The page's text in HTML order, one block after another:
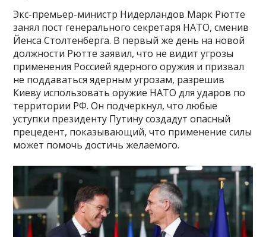
Экс-премьер-министр Нидерландов Марк Рютте
занял пост генерального секретаря НАТО, сменив
Йенса Столтенберга. В первый же день на новой
должности Рютте заявил, что не видит угрозы
применения Россией ядерного оружия и призвал
не поддаваться ядерным угрозам, разрешив
Киеву использовать оружие НАТО для ударов по
территории РФ. Он подчеркнул, что любые
уступки президенту Путину создадут опасный
прецедент, показывающий, что применение силы
может помочь достичь желаемого.